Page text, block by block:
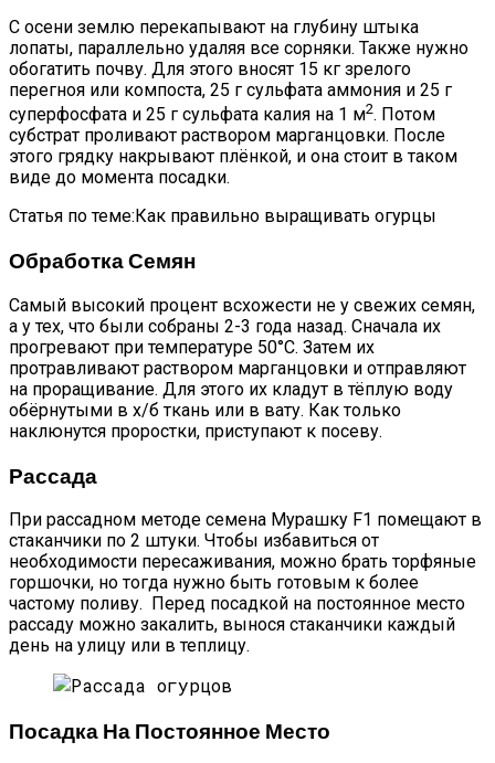
С осени землю перекапывают на глубину штыка
лопаты, параллельно удаляя все сорняки. Также нужно
обогатить почву. Для этого вносят 15 кг зрелого
перегноя или компоста, 25 г сульфата аммония и 25 г
суперфосфата и 25 г сульфата калия на 1 м2. Потом
субстрат проливают раствором марганцовки. После
этого грядку накрывают плёнкой, и она стоит в таком
виде до момента посадки.
Статья по теме:Как правильно выращивать огурцы
Обработка Семян
Самый высокий процент всхожести не у свежих семян,
а у тех, что были собраны 2-3 года назад. Сначала их
прогревают при температуре 50°С. Затем их
протравливают раствором марганцовки и отправляют
на проращивание. Для этого их кладут в тёплую воду
обёрнутыми в х/б ткань или в вату. Как только
наклюнутся проростки, приступают к посеву.
Рассада
При рассадном методе семена Мурашку F1 помещают в
стаканчики по 2 штуки. Чтобы избавиться от
необходимости пересаживания, можно брать торфяные
горшочки, но тогда нужно быть готовым к более
частому поливу. Перед посадкой на постоянное место
рассаду можно закалить, вынося стаканчики каждый
день на улицу или в теплицу.
Посадка На Постоянное Место